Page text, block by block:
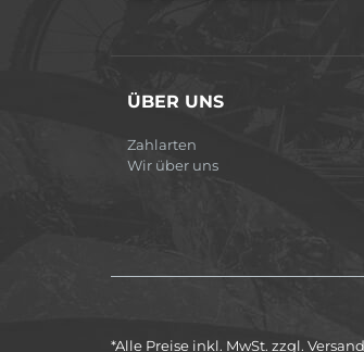
ÜBER UNS
Zahlarten
Wir über uns
*Alle Preise inkl. MwSt. zzgl.